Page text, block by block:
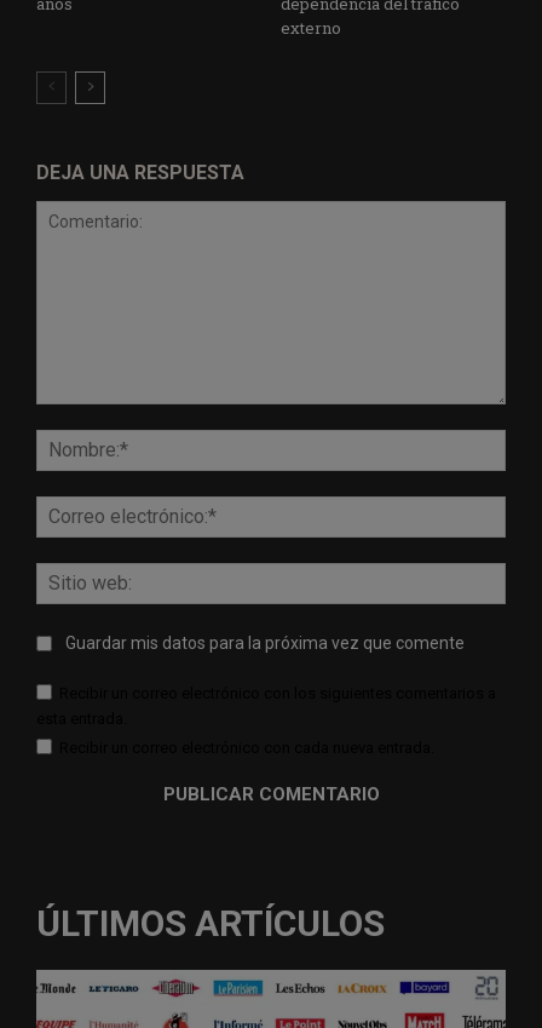
externo
DEJA UNA RESPUESTA
Guardar mis datos para la próxima vez que comente
ÚLTIMOS ARTÍCULOS